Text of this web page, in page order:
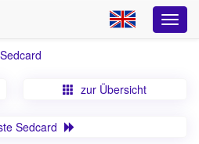
zur Übersicht
Sedcard